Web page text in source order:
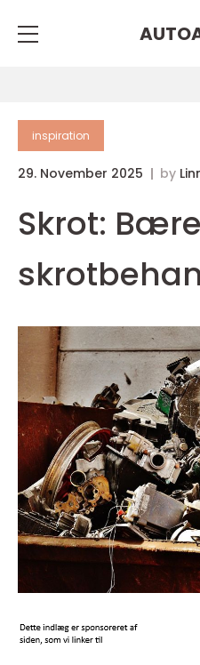
inspiration
29. November 2025 by
Skrot: